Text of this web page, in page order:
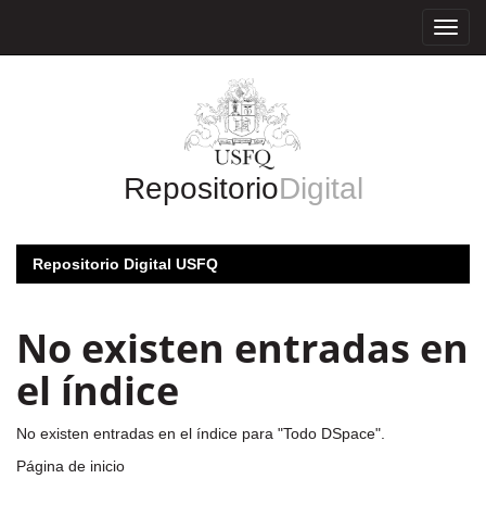
RepositorioDigital
Repositorio Digital USFQ
No existen entradas en
el índice
No existen entradas en el índice para "Todo DSpace".
Página de inicio